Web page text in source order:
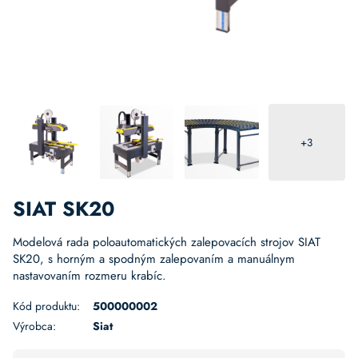
+3
SIAT SK20
Modelová rada poloautomatických zalepovacích strojov SIAT
SK20, s horným a spodným zalepovaním a manuálnym
nastavovaním rozmeru krabíc.
Kód produktu:
500000002
Výrobca:
Siat